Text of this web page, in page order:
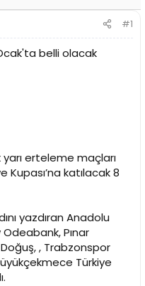
#1
belli olacak
erteleme maçları
katılacak 8
yazdıran Anadolu
Pınar
, Trabzonspor
Türkiye